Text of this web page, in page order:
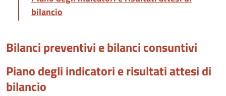
bilancio
Bilanci preventivi e bilanci consuntivi
Piano degli indicatori e risultati attesi di
bilancio